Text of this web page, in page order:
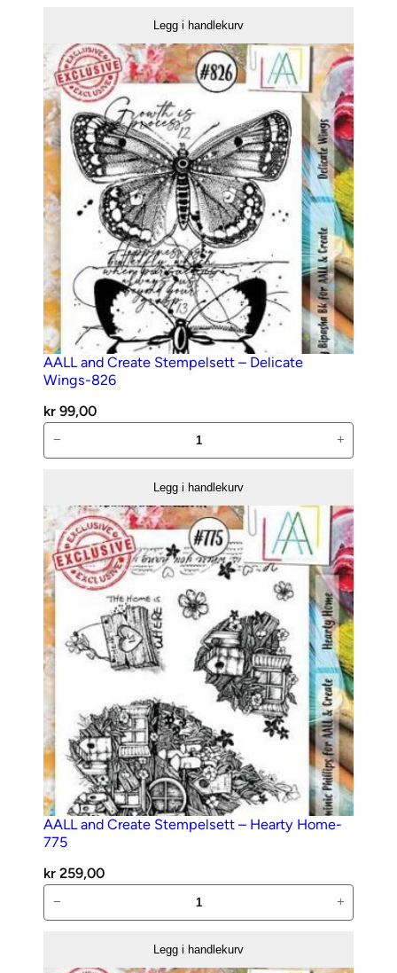
–
773
antall
Legg i handlekurv
AALL and Create Stempelsett – Delicate
Wings-826
kr 99,00
and
–
Delicate
Wings-
826
antall
− +
Legg i handlekurv
AALL and Create Stempelsett – Hearty Home-
775
kr 259,00
and
− +
Legg i handlekurv